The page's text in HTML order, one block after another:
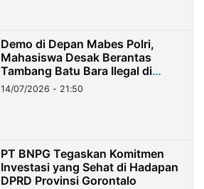
Demo di Depan Mabes Polri,
Mahasiswa Desak Berantas
Tambang Batu Bara Ilegal di
Lampung
14/07/2026 - 21:50
PT BNPG Tegaskan Komitmen
Investasi yang Sehat di Hadapan
DPRD Provinsi Gorontalo